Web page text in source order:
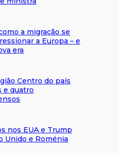
a migração se
a Europa – e
era
Centro do país
e quatro
nos EUA e Trump
Unido e Roménia